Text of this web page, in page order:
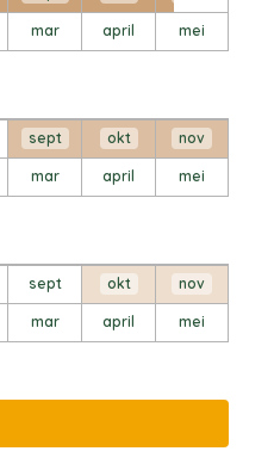
mar april mei
sept okt nov
mar april mei
sept okt nov
mar april mei